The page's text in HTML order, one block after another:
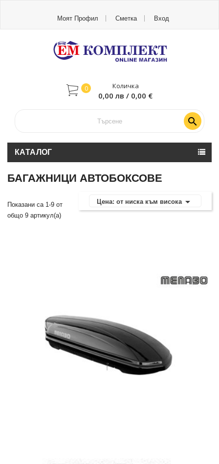
Моят Профил Сметка Вход
Количка
0
0,00 лв / 0,00 €

КАТАЛОГ
БАГАЖНИЦИ АВТОБОКСОВЕ
Цена: от ниска към висока
Показани са 1-9 от
общо 9 артикул(а)